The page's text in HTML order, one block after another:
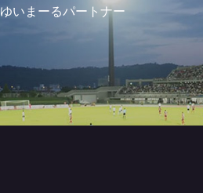
ゆいまーるパートナー